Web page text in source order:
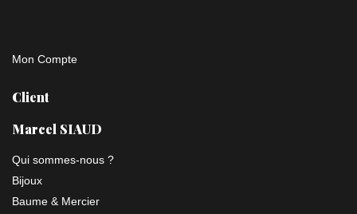
Mon Compte
Client
Marcel SIAUD
Qui sommes-nous ?
Bijoux
Baume & Mercier